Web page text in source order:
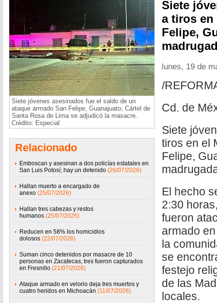
Siete jóvenes asesinados fue el saldo de un
ataque armado San Felipe, Guanajuato; Cártel de
Santa Rosa de Lima se adjudicó la masacre.
Crédito: Especial
Relacionado
Emboscan y asesinan a dos policías estatales en
San Luis Potosí; hay un detenido (26/07/2026)
Hallan muerto a encargado de
anexo (25/07/2026)
Hallan tres cabezas y restos
humanos (25/07/2026)
Reducen en 58% los homicidios
dolosos (22/07/2026)
Suman cinco detenidos por masacre de 10
personas en Zacatecas; tres fueron capturados
en Fresnillo (21/07/2026)
Ataque armado en velorio deja tres muertos y
cuatro heridos en Michoacán (11/07/2026)
Siete
a tiros en
Felipe,
lunes, 19 de
/
Cd. de
Siete
tiros en el
Felipe,
El hecho
2:30
fueron
armado
la
se
festejo
de las
locales.